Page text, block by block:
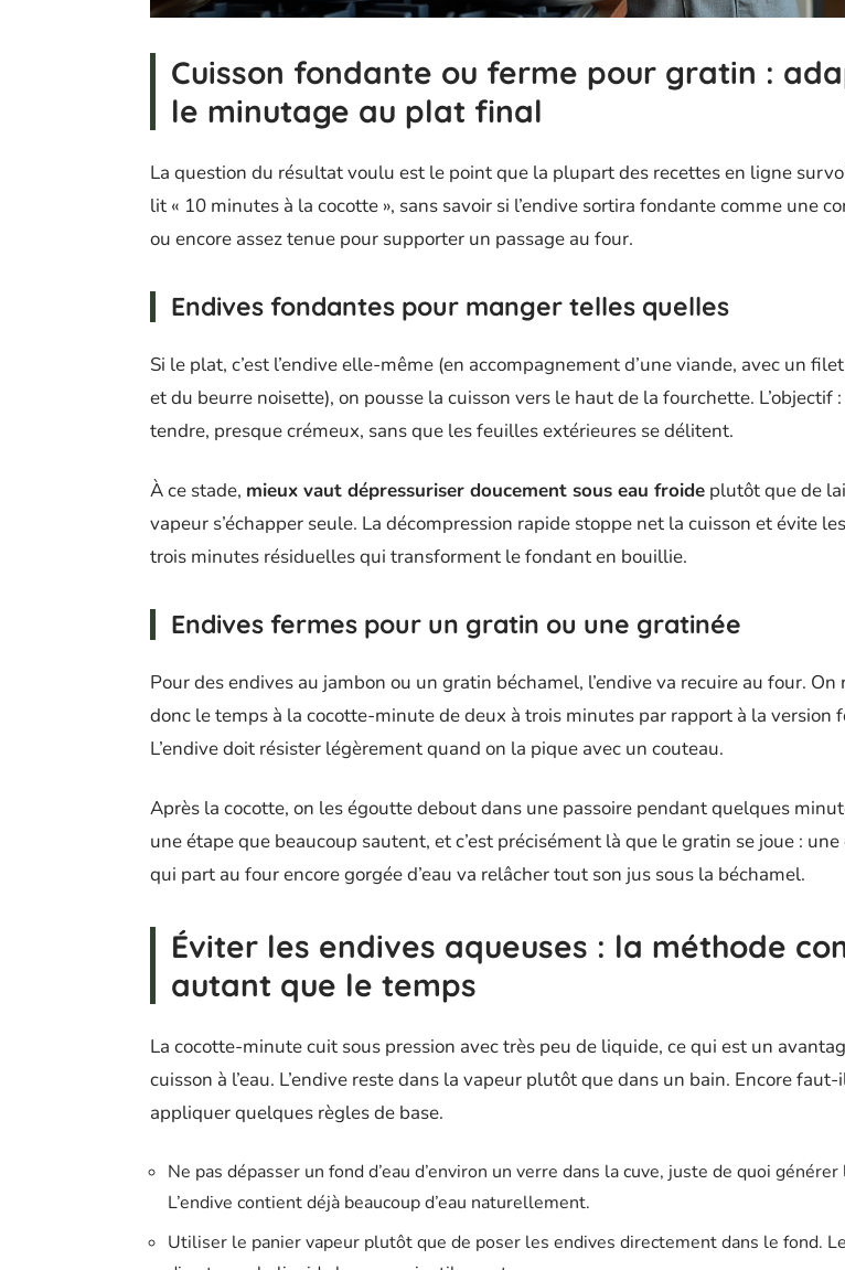
Cuisson fondante ou ferme pour gratin :
le minutage au plat final
La question du résultat voulu est le point que la plupart des recettes en ligne
lit « 10 minutes à la cocotte », sans savoir si l’endive sortira fondante comme une
ou encore assez tenue pour supporter un passage au four.
Endives fondantes pour manger telles quelles
Si le plat, c’est l’endive elle-même (en accompagnement d’une viande, avec un
et du beurre noisette), on pousse la cuisson vers le haut de la fourchette. L’objectif
tendre, presque crémeux, sans que les feuilles extérieures se délitent.
À ce stade, mieux vaut dépressuriser doucement sous eau froide plutôt que de
vapeur s’échapper seule. La décompression rapide stoppe net la cuisson et évite
trois minutes résiduelles qui transforment le fondant en bouillie.
Endives fermes pour un gratin ou une gratinée
Pour des endives au jambon ou un gratin béchamel, l’endive va recuire au four. On
donc le temps à la cocotte-minute de deux à trois minutes par rapport à la version
L’endive doit résister légèrement quand on la pique avec un couteau.
Après la cocotte, on les égoutte debout dans une passoire pendant quelques
une étape que beaucoup sautent, et c’est précisément là que le gratin se joue :
qui part au four encore gorgée d’eau va relâcher tout son jus sous la béchamel.
Éviter les endives aqueuses : la méthode
autant que le temps
La cocotte-minute cuit sous pression avec très peu de liquide, ce qui est un
cuisson à l’eau. L’endive reste dans la vapeur plutôt que dans un bain. Encore faut-
appliquer quelques règles de base.
Ne pas dépasser un fond d’eau d’environ un verre dans la cuve, juste de quoi générer
L’endive contient déjà beaucoup d’eau naturellement.
Utiliser le panier vapeur plutôt que de poser les endives directement dans le fond.